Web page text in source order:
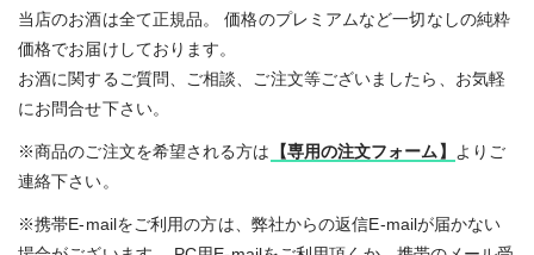
当店のお酒は全て正規品。 価格のプレミアムなど一切なしの純粋
価格でお届けしております。
お酒に関するご質問、ご相談、ご注文等ございましたら、お気軽
にお問合せ下さい。
※商品のご注文を希望される方は 【専用の注文フォーム】
よりご
連絡下さい。
※携帯E-mailをご利用の方は、弊社からの返信E-mailが届かない